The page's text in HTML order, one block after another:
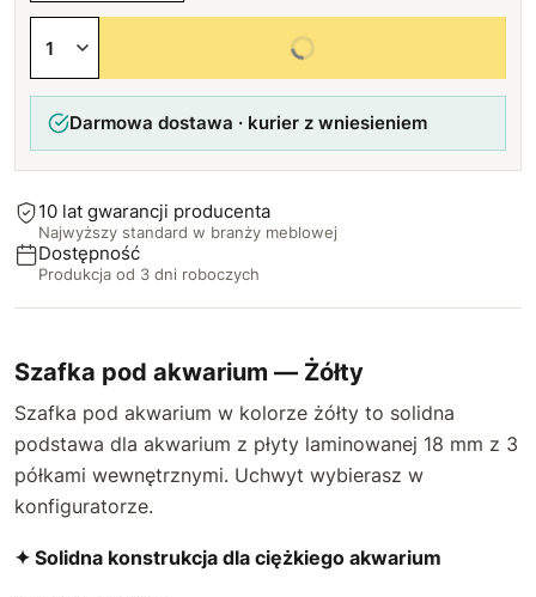
Wybierz wszystkie opcje
Darmowa dostawa · kurier z wniesieniem
10 lat gwarancji producenta
Najwyższy standard w branży meblowej
Dostępność
Produkcja od 3 dni roboczych
Szafka pod akwarium — Żółty
Szafka pod akwarium w kolorze żółty to solidna
podstawa dla akwarium z płyty laminowanej 18 mm z 3
półkami wewnętrznymi. Uchwyt wybierasz w
konfiguratorze.
✦ Solidna konstrukcja dla ciężkiego akwarium